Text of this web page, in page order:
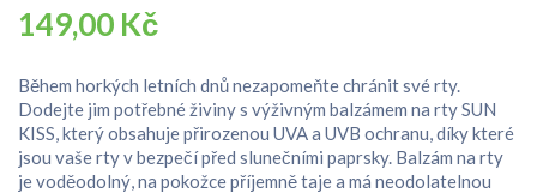
149,00 Kč
Během horkých letních dnů nezapomeňte chránit své rty.
Dodejte jim potřebné živiny s výživným balzámem na rty SUN
KISS, který obsahuje přirozenou UVA a UVB ochranu, díky které
jsou vaše rty v bezpečí před slunečními paprsky. Balzám na rty
je voděodolný, na pokožce příjemně taje a má neodolatelnou